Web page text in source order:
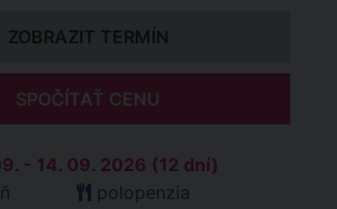
ZOBRAZIT TERMÍN
SPOČÍTAŤ CENU
- 14. 09. 2026 (12 dní)
polopenzia